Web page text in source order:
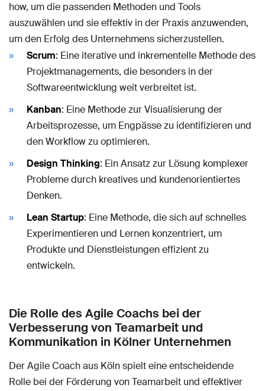
how, um die passenden Methoden und Tools
auszuwählen und sie effektiv in der Praxis anzuwenden,
um den Erfolg des Unternehmens sicherzustellen.
Scrum: Eine iterative und inkrementelle Methode des
Projektmanagements, die besonders in der
Softwareentwicklung weit verbreitet ist.
Kanban: Eine Methode zur Visualisierung der
Arbeitsprozesse, um Engpässe zu identifizieren und
den Workflow zu optimieren.
Design Thinking: Ein Ansatz zur Lösung komplexer
Probleme durch kreatives und kundenorientiertes
Denken.
Lean Startup: Eine Methode, die sich auf schnelles
Experimentieren und Lernen konzentriert, um
Produkte und Dienstleistungen effizient zu
entwickeln.
Die Rolle des Agile Coachs bei der
Verbesserung von Teamarbeit und
Kommunikation in Kölner Unternehmen
Der Agile Coach aus Köln spielt eine entscheidende
Rolle bei der Förderung von Teamarbeit und effektiver